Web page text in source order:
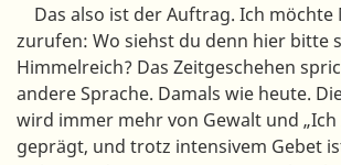
Das also ist der Auftrag. Ich möchte
zurufen: Wo siehst du denn hier bitte
Himmelreich? Das Zeitgeschehen
andere Sprache. Damals wie heute.
wird immer mehr von Gewalt und „Ich
geprägt, und trotz intensivem Gebet